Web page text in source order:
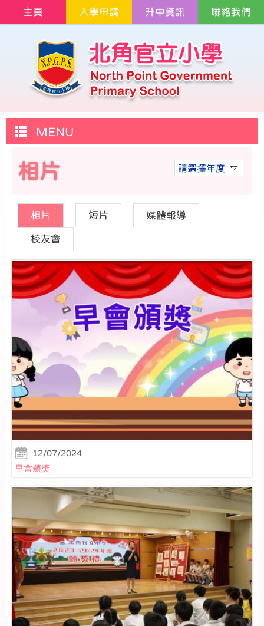
主頁 入學申請 升中資訊 聯絡我們
MENU
請選擇年度
相片
相片 短片 媒體報導
校友會
12/07/2024
早會頒獎